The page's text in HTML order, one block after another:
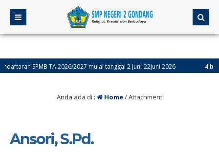
SPMB TA 2026/2027 mulai tanggal 2 Juni-22juni 2026 4 bulan
Anda ada di : Home/ Attachment
Ansori, S.Pd.